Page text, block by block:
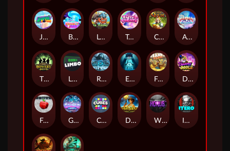
Joker Bombs BOUNCY BOMBS Le Viking Tasty Treats Cash Quest Alpha Eagle
The Bowery Boys Limbo Rise of Ymir Evil Eyes Frank's Farm DONNY DOUGH
Frutz Gronk's Gems Cubes Dawn of Kings Wings of Horus ITERO